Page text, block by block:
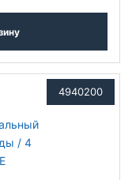
4940200